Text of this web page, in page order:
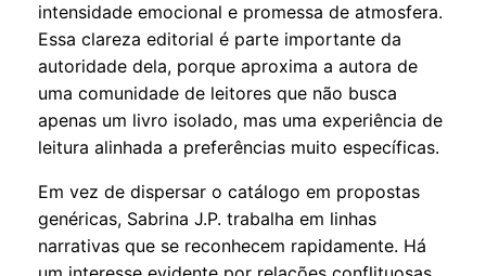
intensidade emocional e promessa de atmosfera.
Essa clareza editorial é parte importante da
autoridade dela, porque aproxima a autora de
uma comunidade de leitores que não busca
apenas um livro isolado, mas uma experiência de
leitura alinhada a preferências muito específicas.
Em vez de dispersar o catálogo em propostas
genéricas, Sabrina J.P. trabalha em linhas
narrativas que se reconhecem rapidamente. Há